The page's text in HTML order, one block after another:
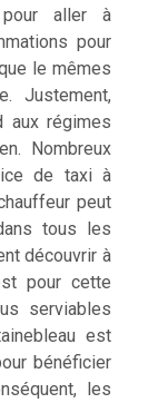
aller à
pour
le mêmes
Justement,
aux régimes
Nombreux
de taxi à
peut
tous les
découvrir à
pour cette
serviables
est
bénéficier
les